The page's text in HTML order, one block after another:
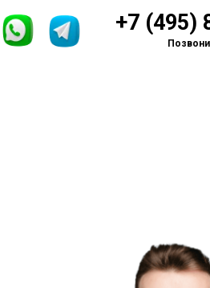
+7 (495)